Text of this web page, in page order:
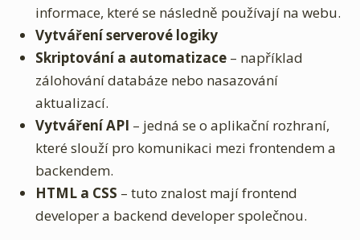
informace, které se následně používají na webu.
Vytváření serverové logiky
Skriptování a automatizace – například
zálohování databáze nebo nasazování
aktualizací.
Vytváření API – jedná se o aplikační rozhraní,
které slouží pro komunikaci mezi frontendem a
backendem.
HTML a CSS – tuto znalost mají frontend
developer a backend developer společnou.